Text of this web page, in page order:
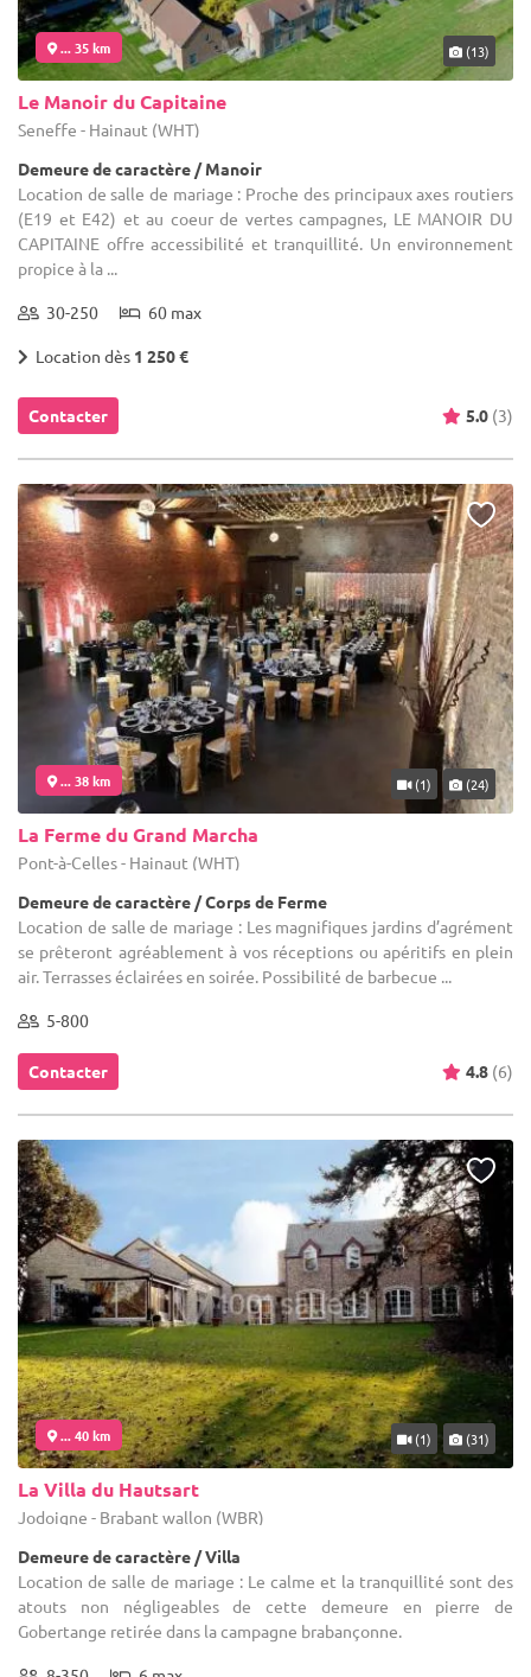
... 35 km (13)
Le Manoir du Capitaine
Seneffe - Hainaut (WHT)
Demeure de caractère / Manoir
Location de salle de mariage : Proche des principaux axes routiers
(E19 et E42) et au coeur de vertes campagnes, LE MANOIR DU
CAPITAINE offre accessibilité et tranquillité. Un environnement
propice à la ...
30-250 60 max
Location dès 1 250 €
Contacter 5.0 (3)
... 38 km (1) (24)
La Ferme du Grand Marcha
Pont-à-Celles - Hainaut (WHT)
Demeure de caractère / Corps de Ferme
Location de salle de mariage : Les magnifiques jardins d’agrément
se prêteront agréablement à vos réceptions ou apéritifs en plein
air. Terrasses éclairées en soirée. Possibilité de barbecue ...
5-800
Contacter 4.8 (6)
... 40 km (1) (31)
La Villa du Hautsart
Jodoigne - Brabant wallon (WBR)
Demeure de caractère / Villa
Location de salle de mariage : Le calme et la tranquillité sont des
atouts non négligeables de cette demeure en pierre de
Gobertange retirée dans la campagne brabançonne.